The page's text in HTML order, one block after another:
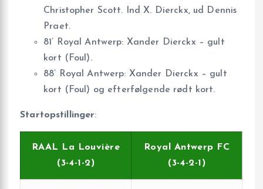
Christopher Scott. Ind X. Dierckx, ud Dennis
Praet.
81’ Royal Antwerp: Xander Dierckx – gult
kort (Foul).
88’ Royal Antwerp: Xander Dierckx – gult
kort (Foul) og efterfølgende rødt kort.
Startopstillinger:
RAAL La Louvière
(3-4-1-2)
Royal Antwerp FC
(3-4-2-1)